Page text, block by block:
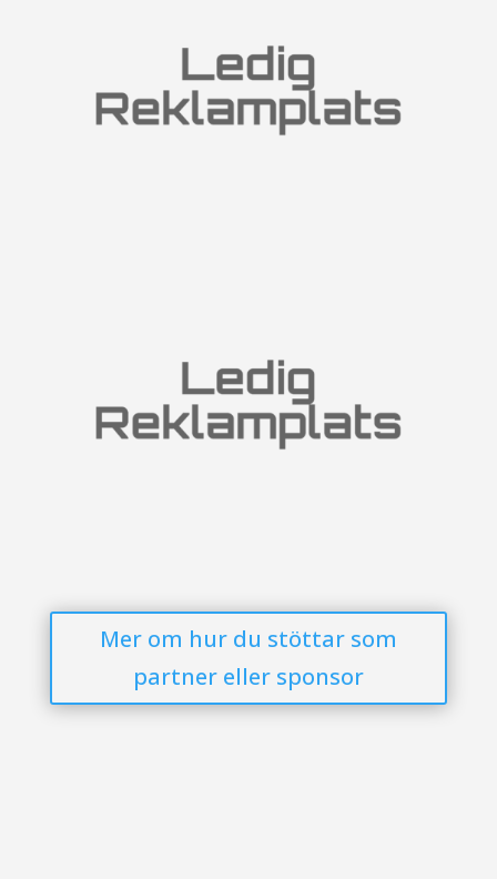
Mer om hur du stöttar som
partner eller sponsor